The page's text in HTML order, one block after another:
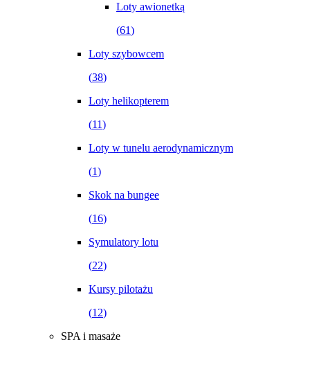
Loty awionetką
(61)
Loty szybowcem
(38)
Loty helikopterem
(11)
Loty w tunelu aerodynamicznym
(1)
Skok na bungee
(16)
Symulatory lotu
(22)
Kursy pilotażu
(12)
SPA i masaże